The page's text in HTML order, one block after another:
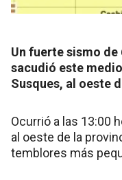
Un fuerte sismo de
sacudió este
Susques, al oeste
Ocurrió a las 13:00
al oeste de la
temblores más